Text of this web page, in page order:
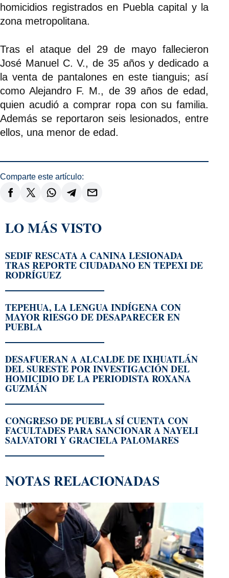
homicidios registrados en Puebla capital y la
zona metropolitana.
Tras el ataque del 29 de mayo fallecieron
José Manuel C. V., de 35 años y dedicado a
la venta de pantalones en este tianguis; así
como Alejandro F. M., de 39 años de edad,
quien acudió a comprar ropa con su familia.
Además se reportaron seis lesionados, entre
ellos, una menor de edad.
Comparte este artículo:
LO MÁS VISTO
SEDIF RESCATA A CANINA LESIONADA
TRAS REPORTE CIUDADANO EN TEPEXI DE
RODRÍGUEZ
TEPEHUA, LA LENGUA INDÍGENA CON
MAYOR RIESGO DE DESAPARECER EN
PUEBLA
DESAFUERAN A ALCALDE DE IXHUATLÁN
DEL SURESTE POR INVESTIGACIÓN DEL
HOMICIDIO DE LA PERIODISTA ROXANA
GUZMÁN
CONGRESO DE PUEBLA SÍ CUENTA CON
FACULTADES PARA SANCIONAR A NAYELI
SALVATORI Y GRACIELA PALOMARES
NOTAS RELACIONADAS